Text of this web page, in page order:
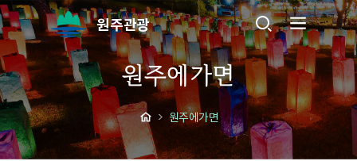
원주관광
원주에가면
원주에가면